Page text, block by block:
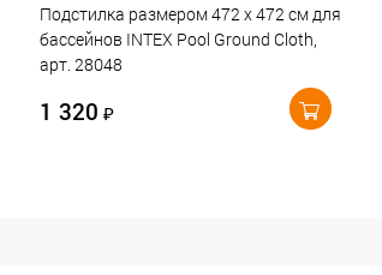
Подстилка размером 472 х 472 см для
бассейнов INTEX Pool Ground Cloth,
арт. 28048
1 320 ₽